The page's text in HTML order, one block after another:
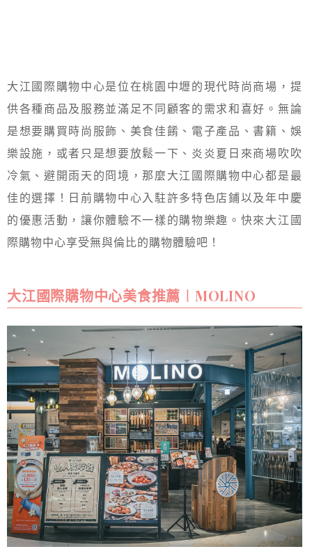
大江國際購物中心是位在桃園中壢的現代時尚商場，提
供各種商品及服務並滿足不同顧客的需求和喜好。無論
是想要購買時尚服飾、美食佳餚、電子產品、書籍、娛
樂設施，或者只是想要放鬆一下、炎炎夏日來商場吹吹
冷氣、避開雨天的冏境，那麼大江國際購物中心都是最
佳的選擇！日前購物中心入駐許多特色店鋪以及年中慶
的優惠活動，讓你體驗不一樣的購物樂趣。快來大江國
際購物中心享受無與倫比的購物體驗吧！
大江國際購物中心美食推薦︱MOLINO